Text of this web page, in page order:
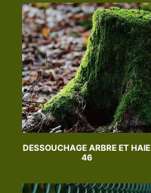
DESSOUCHAGE ARBRE ET HAIE
46